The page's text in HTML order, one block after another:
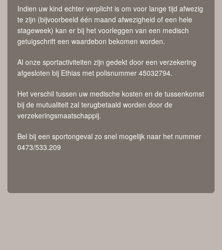
Indien uw kind echter verplicht is om voor lange tijd afwezig
te zijn (bijvoorbeeld één maand afwezigheid of een hele
stageweek) kan er bij het voorleggen van een medisch
getuigschrift een waardebon bekomen worden.
Al onze sportactiviteiten zijn gedekt door een verzekering
afgesloten bij Ethias met polisnummer 45032794.
Het verschil tussen uw medische kosten en de tussenkomst
bij de mutualiteit zal terugbetaald worden door de
verzekeringsmaatschappij.
Bel bij een sportongeval zo snel mogelijk naar het nummer
0473/533.209